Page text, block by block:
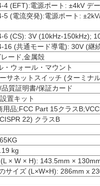
4 (EFT):電源ポート: ±4kV デ
5 (電流突発):電源ポート:
6 (CS): 3V (10kHz-150kHz);
16 (共通モード導電): 30V (継
ード,金属殻
・ウォール・マウント
サネットスイッチ (ターミナ
質証明書/保証カード
置キット
用品;FCC Part 15クラス
22) クラスB
kg
× W × H): 143.5mm ×
サイズ (L×W×H): 286mm x